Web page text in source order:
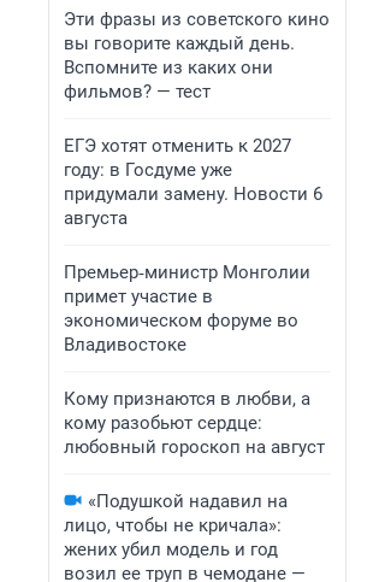
Эти фразы из советского кино
вы говорите каждый день.
Вспомните из каких они
фильмов? — тест
ЕГЭ хотят отменить к 2027
году: в Госдуме уже
придумали замену. Новости 6
августа
Премьер‑министр Монголии
примет участие в
экономическом форуме во
Владивостоке
Кому признаются в любви, а
кому разобьют сердце:
любовный гороскоп на август
«Подушкой надавил на
лицо, чтобы не кричала»:
жених убил модель и год
возил ее труп в чемодане —